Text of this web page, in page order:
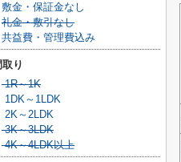
敷金・保証金なし
礼金・敷引なし
共益費・管理費込み
取り
1R～1K
1DK～1LDK
2K～2LDK
3K～3LDK
4K～4LDK以上